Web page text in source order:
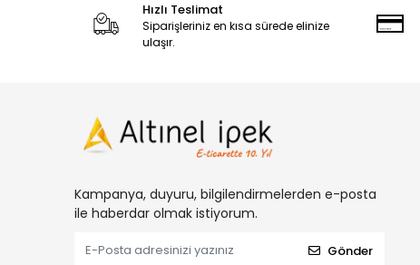
Hızlı Teslimat
Siparişleriniz en kısa sürede elinize
ulaşır.
Kampanya, duyuru, bilgilendirmelerden e-posta
ile haberdar olmak istiyorum.
Gönder